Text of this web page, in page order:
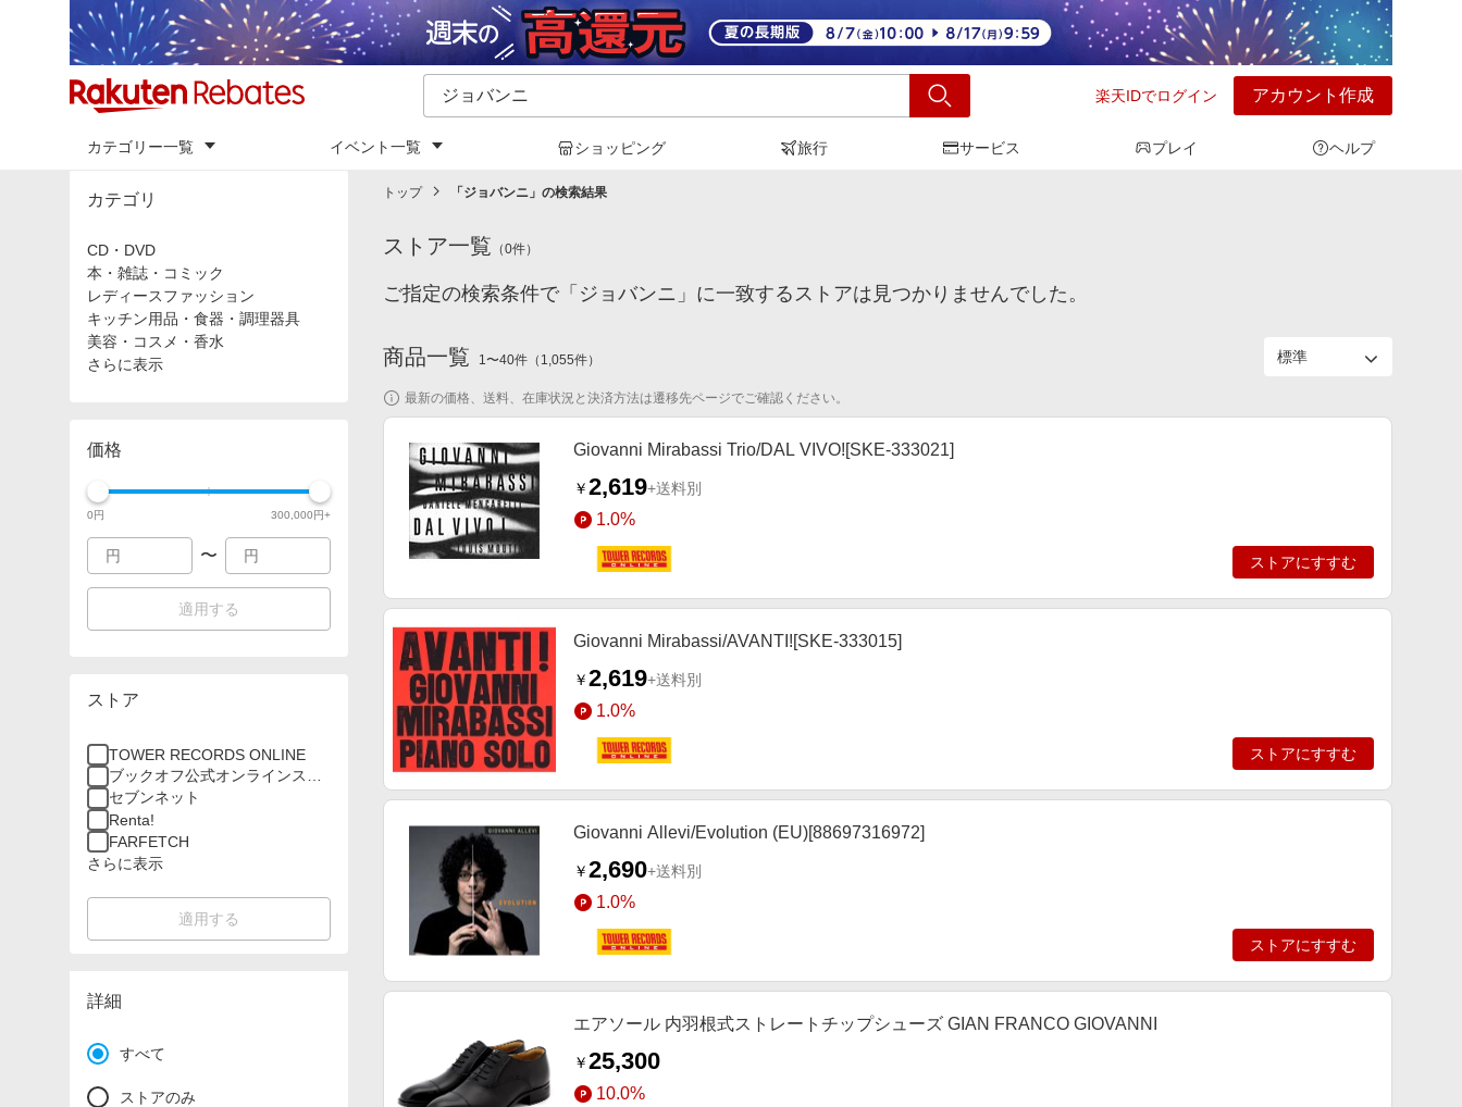
楽天IDでログイン アカウント作成
カテゴリー一覧 イベント一覧 ショッピング 旅行 サービス プレイ ヘルプ
カテゴリ
CD・DVD
本・雑誌・コミック
レディースファッション
キッチン用品・食器・調理器具
美容・コスメ・香水
さらに表示
価格
0円 300,000円+
〜
適用する
ストア
TOWER RECORDS ONLINE
ブックオフ公式オンラインスト
ア
セブンネット
Renta!
FARFETCH
さらに表示
適用する
詳細
すべて
ストアのみ
トップ 「 ジョバンニ 」の検索結果
ストア一覧 （0件）
ご指定の検索条件で「ジョバンニ」に一致するストアは見つかりませんでした。
商品一覧 1〜40件 （ 1,055件）
最新の価格、送料、在庫状況と決済方法は遷移先ページでご確認ください。
Giovanni Mirabassi Trio/DAL VIVO![SKE-333021]
￥2,619+送料別
1.0%
ストアにすすむ
Giovanni Mirabassi/AVANTI![SKE-333015]
￥2,619+送料別
1.0%
ストアにすすむ
Giovanni Allevi/Evolution (EU)[88697316972]
￥2,690+送料別
1.0%
ストアにすすむ
エアソール 内羽根式ストレートチップシューズ GIAN FRANCO GIOVANNI
￥25,300
10.0%